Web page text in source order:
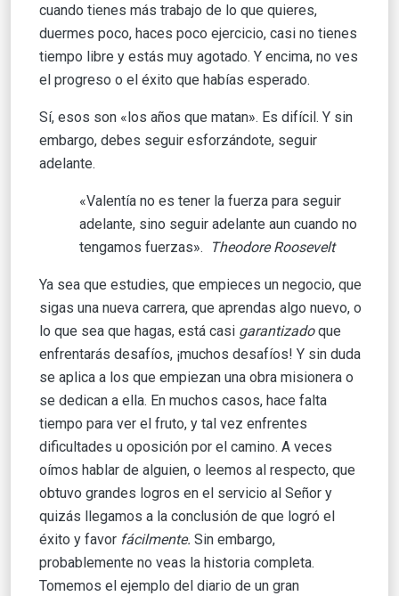
cuando tienes más trabajo de lo que quieres,
duermes poco, haces poco ejercicio, casi no tienes
tiempo libre y estás muy agotado. Y encima, no ves
el progreso o el éxito que habías esperado.
Sí, esos son «los años que matan». Es difícil. Y sin
embargo, debes seguir esforzándote, seguir
adelante.
«Valentía no es tener la fuerza para seguir
adelante, sino seguir adelante aun cuando no
tengamos fuerzas».
Theodore Roosevelt
Ya sea que estudies, que empieces un negocio, que
sigas una nueva carrera, que aprendas algo nuevo, o
lo que sea que hagas, está casi garantizadoque
enfrentarás desafíos, ¡muchos desafíos! Y sin duda
se aplica a los que empiezan una obra misionera o
se dedican a ella. En muchos casos, hace falta
tiempo para ver el fruto, y tal vez enfrentes
dificultades u oposición por el camino. A veces
oímos hablar de alguien, o leemos al respecto, que
obtuvo grandes logros en el servicio al Señor y
quizás llegamos a la conclusión de que logró el
éxito y favor fácilmente. Sin embargo,
probablemente no veas la historia completa.
Tomemos el ejemplo del diario de un gran